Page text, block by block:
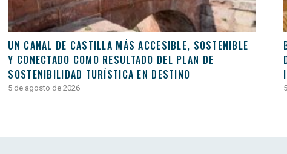
UN CANAL DE CASTILLA MÁS ACCESIBLE, SOSTENIBLE
Y CONECTADO COMO RESULTADO DEL PLAN DE
SOSTENIBILIDAD TURÍSTICA EN DESTINO
5 de agosto de 2026